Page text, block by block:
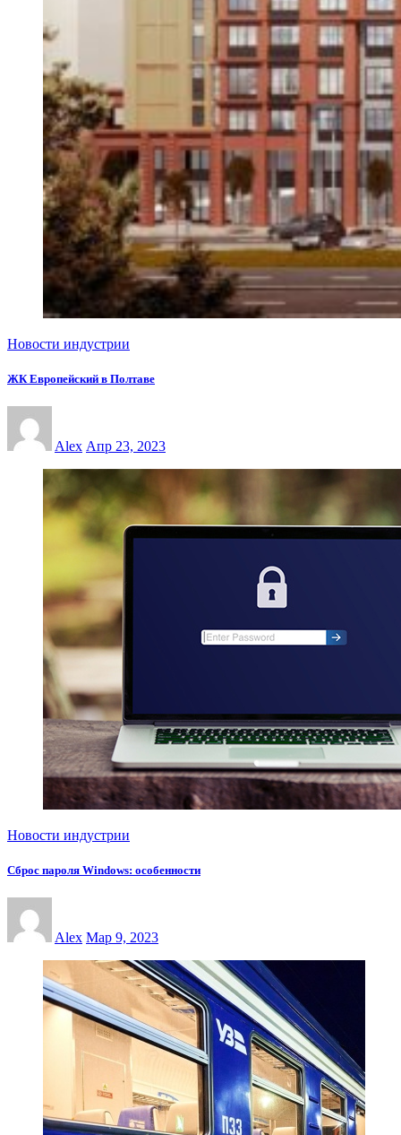
Новости индустрии
ЖК Европейский в Полтаве
Alex Апр 23, 2023
Новости индустрии
Сброс пароля Windows: особенности
Alex Мар 9, 2023